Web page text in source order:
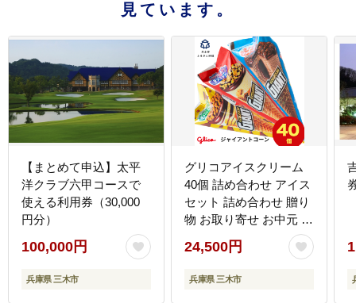
見ています。
【まとめて申込】太平
洋クラブ六甲コースで
使える利用券（30,000
円分）
100,000円
兵庫県 三木市
グリコアイスクリーム
40個 詰め合わせ アイス
セット 詰め合わせ 贈り
物 お取り寄せ お中元 ギ
フト 送料無料 食べ比べ
チョコ 配達 ファミリー
パック
24,500円
兵庫県 三木市